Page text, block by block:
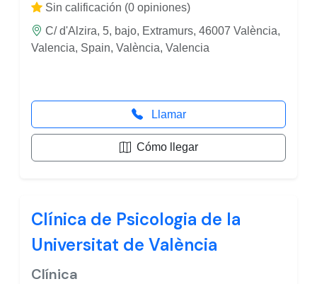
Sin calificación (0 opiniones)
C/ d'Alzira, 5, bajo, Extramurs, 46007 València,
Valencia, Spain, València, Valencia
Llamar
Cómo llegar
Clínica de Psicologia de la
Universitat de València
Clínica